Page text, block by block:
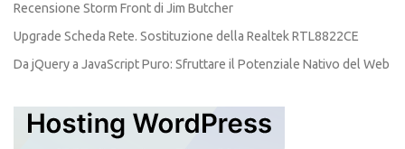
Recensione Storm Front di Jim Butcher
Upgrade Scheda Rete. Sostituzione della Realtek RTL8822CE
Da jQuery a JavaScript Puro: Sfruttare il Potenziale Nativo del Web